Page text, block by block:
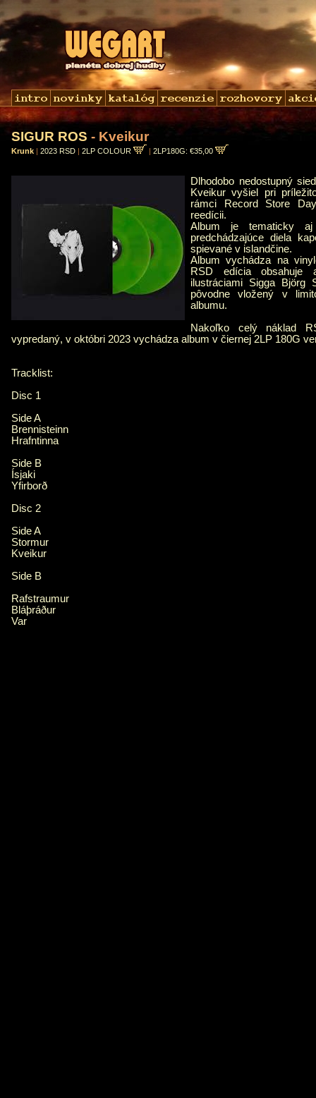
SIGUR ROS - Kveikur
Krunk | 2023 RSD | 2LP COLOUR | 2LP180G: €35,00
Dlhodobo nedostupný
Kveikur vyšiel pri
rámci Record Store
reedícii.
Album je tematicky
predchádzajúce diela
spievané v islandčine.
Album vychádza na
RSD edícia obsahuje
ilustráciami Sigga Björg
pôvodne vložený v
albumu.
Nakoľko celý náklad
vypredaný, v októbri 2023 vychádza album v čiernej 2LP 180G
Tracklist:
Disc 1
Side A
Brennisteinn
Hrafntinna
Side B
Ísjaki
Yfirborð
Disc 2
Side A
Stormur
Kveikur
Side B
Rafstraumur
Bláþráður
Var